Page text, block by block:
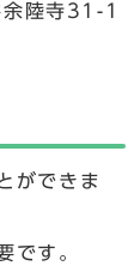
陸寺31-1
ができま
です。